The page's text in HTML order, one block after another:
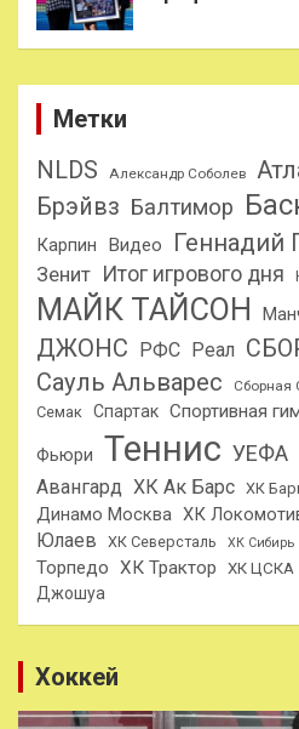
Метки
NLDS
Александр Соболев
Брэйвз Балтимор
Карпин
Видео Геннадий
Зенит Итог игрового дня
МАЙК ТАЙСОН
ДЖОНС
РФС Реал
Сауль Альварес Сборная
Семак Спартак Спортивная
Фьюри Теннис УЕФА
Авангард ХК Ак Барс ХК
Динамо Москва ХК
Юлаев
ХК Северсталь ХК Сибирь
Торпедо ХК Трактор ХК ЦСКА
Джошуа
Хоккей